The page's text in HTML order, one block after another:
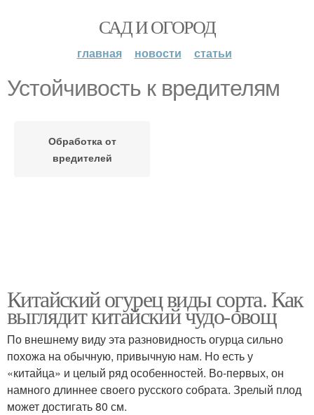
САД И ОГОРОД
главная новости статьи
Устойчивость к вредителям
Обработка от
вредителей
Китайский огурец виды сорта. Как
выглядит китайский чудо-овощ
По внешнему виду эта разновидность огурца сильно
похожа на обычную, привычную нам. Но есть у
«китайца» и целый ряд особенностей. Во-первых, он
намного длиннее своего русского собрата. Зрелый плод
может достигать 80 см.